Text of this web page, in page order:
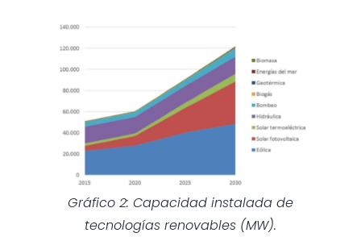
Gráfico 2: Capacidad instalada de
tecnologías renovables (MW).